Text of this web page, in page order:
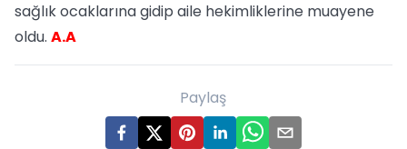
sağlık ocaklarına gidip aile hekimliklerine muayene
oldu. A.A
Paylaş